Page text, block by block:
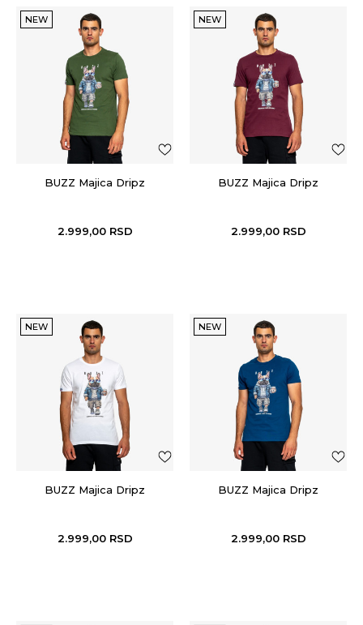
NEW
BUZZ Majica Dripz
2.999,00 RSD
NEW
BUZZ Majica Dripz
2.999,00 RSD
NEW
BUZZ Majica Dripz
2.999,00 RSD
NEW
BUZZ Majica Dripz
2.999,00 RSD